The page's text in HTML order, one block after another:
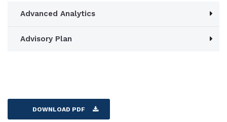
Advanced Analytics
Advisory Plan
DOWNLOAD PDF